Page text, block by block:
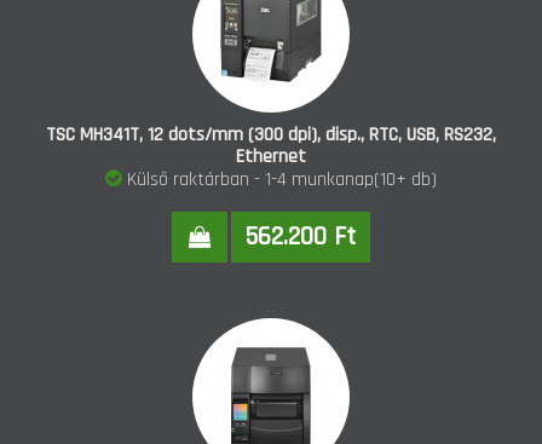
TSC MH341T, 12 dots/mm (300 dpi), disp., RTC, USB, RS232,
Ethernet
Külső raktárban - 1-4 munkanap(10+ db)
562.200 Ft